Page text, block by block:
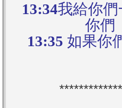
13:34我給你
你們
13:35 如果你